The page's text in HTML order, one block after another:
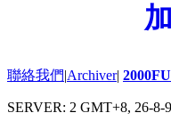
聯絡我們|Archiver|
SERVER: 2 GMT+8, 26-8-